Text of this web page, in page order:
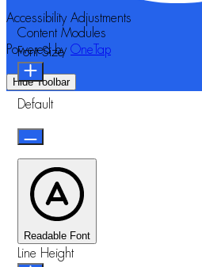
Accessibility Adjustments
Powered by OneTap
Hide Toolbar
Content Modules
Font Size
Default
Readable Font
Line Height